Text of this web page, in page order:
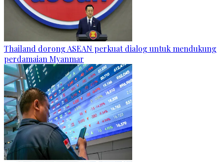
Thailand dorong ASEAN perkuat dialog untuk mendukung
perdamaian Myanmar